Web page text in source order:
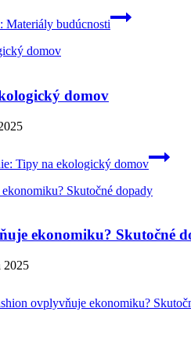
Materiály budúcnosti
domov
Tipy na ekologický domov
ekonomiku? Skutočné
2025
ovplyvňuje ekonomiku?